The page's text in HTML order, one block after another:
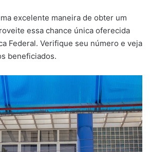
excelente maneira de obter um
essa chance única oferecida
Federal. Verifique seu número e veja
beneficiados.